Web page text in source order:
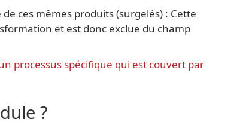
ces mêmes produits (surgelés) : Cette
et est donc exclue du champ
processus spécifique qui est couvert par
?